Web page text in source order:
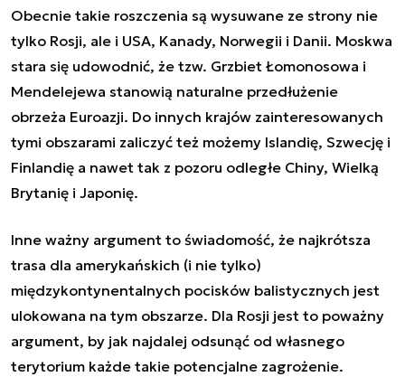
Obecnie takie roszczenia są wysuwane ze strony nie
tylko Rosji, ale i USA, Kanady, Norwegii i Danii. Moskwa
stara się udowodnić, że tzw. Grzbiet Łomonosowa i
Mendelejewa stanowią naturalne przedłużenie
obrzeża Euroazji. Do innych krajów zainteresowanych
tymi obszarami zaliczyć też możemy Islandię, Szwecję i
Finlandię a nawet tak z pozoru odległe Chiny, Wielką
Brytanię i Japonię.
Inne ważny argument to świadomość, że najkrótsza
trasa dla amerykańskich (i nie tylko)
międzykontynentalnych pocisków balistycznych jest
ulokowana na tym obszarze. Dla Rosji jest to poważny
argument, by jak najdalej odsunąć od własnego
terytorium każde takie potencjalne zagrożenie.